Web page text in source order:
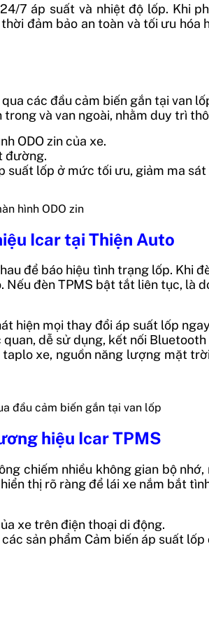
7 áp suất và nhiệt độ lốp. Khi
đảm bảo an toàn và tối ưu hóa
các đầu cảm biến gắn tại van
và van ngoài, nhằm duy trì
ODO zin của xe.
đường.
suất lốp ở mức tối ưu, giảm ma
hình ODO zin
Icar tại Thiện Auto
để báo hiệu tình trạng lốp. Khi
đèn TPMS bật tắt liên tục, là
hiện mọi thay đổi áp suất lốp
dễ sử dụng, kết nối
xe, nguồn năng lượng mặt
đầu cảm biến gắn tại van lốp
hiệu IcarTPMS
chiếm nhiều không gian bộ
thị rõ ràng để lái xe nắm bắt
xe trên điện thoại di động.
sản phẩm Cảm biến áp suất